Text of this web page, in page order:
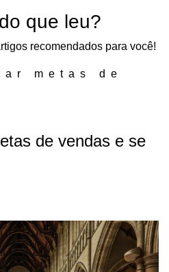
que leu?
recomendados para você!
de vendas e se